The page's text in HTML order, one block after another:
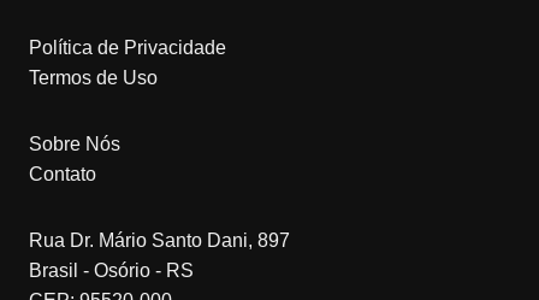
Política de Privacidade
Termos de Uso
Sobre Nós
Contato
Rua Dr. Mário Santo Dani, 897
Brasil - Osório - RS